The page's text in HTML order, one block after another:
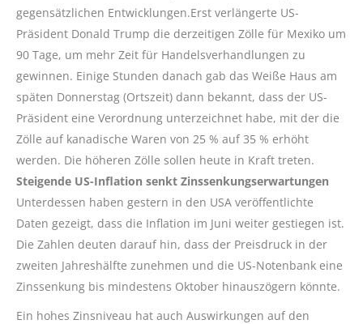
gegensätzlichen Entwicklungen.Erst verlängerte US-
Präsident Donald Trump die derzeitigen Zölle für Mexiko um
90 Tage, um mehr Zeit für Handelsverhandlungen zu
gewinnen. Einige Stunden danach gab das Weiße Haus am
späten Donnerstag (Ortszeit) dann bekannt, dass der US-
Präsident eine Verordnung unterzeichnet habe, mit der die
Zölle auf kanadische Waren von 25 % auf 35 % erhöht
werden. Die höheren Zölle sollen heute in Kraft treten.
Steigende US-Inflation senkt Zinssenkungserwartungen
Unterdessen haben gestern in den USA veröffentlichte
Daten gezeigt, dass die Inflation im Juni weiter gestiegen ist.
Die Zahlen deuten darauf hin, dass der Preisdruck in der
zweiten Jahreshälfte zunehmen und die US-Notenbank eine
Zinssenkung bis mindestens Oktober hinauszögern könnte.
Ein hohes Zinsniveau hat auch Auswirkungen auf den